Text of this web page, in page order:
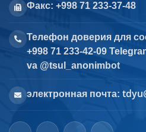
Факс: +998 71 233-37-48
Телефон доверия для
+998 71 233-42-09
va @tsul_anonimbot
электронная почта: